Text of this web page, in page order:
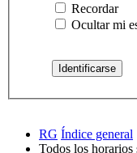
Recordar
Ocultar mi
RG Índice general
Todos los horarios